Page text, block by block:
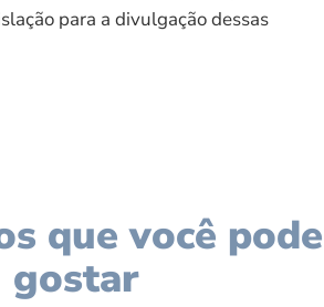
para a divulgação dessas
que você pode
gostar